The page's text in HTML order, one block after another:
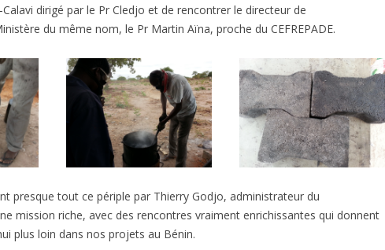
Calavi dirigé par le Pr Cledjo et de rencontrer le directeur de
du même nom, le Pr Martin Aïna, proche du CEFREPADE.
presque tout ce périple par Thierry Godjo, administrateur du
mission riche, avec des rencontres vraiment enrichissantes qui donnent
plus loin dans nos projets au Bénin.